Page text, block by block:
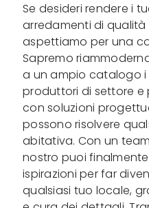
Se desideri rendere i
arredamenti di qualità
aspettiamo per una
Sapremo
a un ampio catalogo i
produttori di settore
con soluzioni
possono risolvere
abitativa. Con un
nostro puoi
ispirazioni per far
qualsiasi tuo locale,